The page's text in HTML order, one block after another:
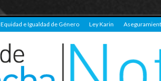
Equidad e Igualdad de Género Ley Karin